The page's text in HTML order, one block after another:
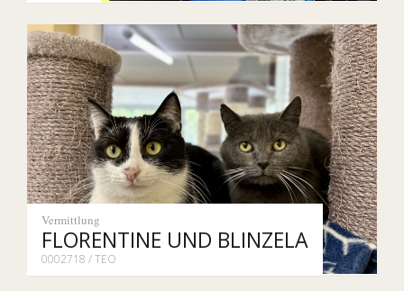
Vermittlung
FLORENTINE UND BLINZELA
0002718 / TEO